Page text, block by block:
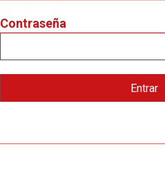
Contraseña